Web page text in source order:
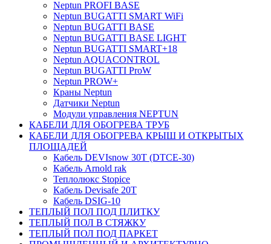
Neptun PROFI BASE
Neptun BUGATTI SMART WiFi
Neptun BUGATTI BASE
Neptun BUGATTI BASE LIGHT
Neptun BUGATTI SMART+18
Neptun AQUACONTROL
Neptun BUGATTI ProW
Neptun PROW+
Краны Neptun
Датчики Neptun
Модули управления NEPTUN
КАБЕЛИ ДЛЯ ОБОГРЕВА ТРУБ
КАБЕЛИ ДЛЯ ОБОГРЕВА КРЫШ И ОТКРЫТЫХ
ПЛОЩАДЕЙ
Кабель DEVIsnow 30Т (DTCE-30)
Кабель Arnold rak
Теплолюкс Stopice
Кабель Devisafe 20T
Кабель DSIG-10
ТЕПЛЫЙ ПОЛ ПОД ПЛИТКУ
ТЕПЛЫЙ ПОЛ В СТЯЖКУ
ТЕПЛЫЙ ПОЛ ПОД ПАРКЕТ